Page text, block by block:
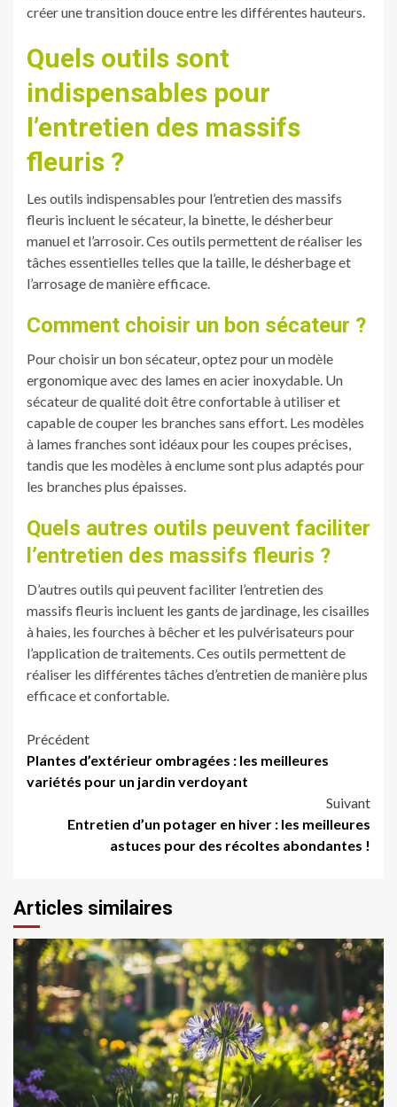
créer une transition douce entre les différentes hauteurs.
Quels outils sont
indispensables pour
l’entretien des massifs
fleuris ?
Les outils indispensables pour l’entretien des massifs
fleuris incluent le sécateur, la binette, le désherbeur
manuel et l’arrosoir. Ces outils permettent de réaliser les
tâches essentielles telles que la taille, le désherbage et
l’arrosage de manière efficace.
Comment choisir un bon sécateur ?
Pour choisir un bon sécateur, optez pour un modèle
ergonomique avec des lames en acier inoxydable. Un
sécateur de qualité doit être confortable à utiliser et
capable de couper les branches sans effort. Les modèles
à lames franches sont idéaux pour les coupes précises,
tandis que les modèles à enclume sont plus adaptés pour
les branches plus épaisses.
Quels autres outils peuvent faciliter
l’entretien des massifs fleuris ?
D’autres outils qui peuvent faciliter l’entretien des
massifs fleuris incluent les gants de jardinage, les cisailles
à haies, les fourches à bêcher et les pulvérisateurs pour
l’application de traitements. Ces outils permettent de
réaliser les différentes tâches d’entretien de manière plus
efficace et confortable.
Navigation
d’article
Précédent
Plantes d’extérieur ombragées : les meilleures
variétés pour un jardin verdoyant
Suivant
Entretien d’un potager en hiver : les meilleures
astuces pour des récoltes abondantes !
Articles similaires